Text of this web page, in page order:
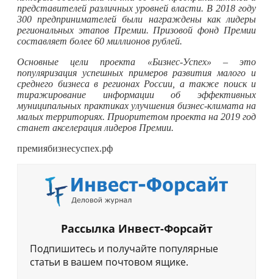
представителей различных уровней власти. В 2018 году
300 предпринимателей были награждены как лидеры
региональных этапов Премии. Призовой фонд Премии
составляет более 60 миллионов рублей.
Основные цели проекта «Бизнес-Успех» – это
популяризация успешных примеров развития малого и
среднего бизнеса в регионах России, а также поиск и
тиражирование информации об эффективных
муниципальных практиках улучшения бизнес-климата на
малых территориях. Приоритетом проекта на 2019 год
станет акселерация лидеров Премии.
премиябизнесуспех.рф
Рассылка Инвест-Форсайт
Подпишитесь и получайте популярные
статьи в вашем почтовом ящике.